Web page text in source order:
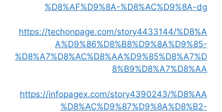
%D8%AF%D9%8A-%D8%AC%D9%8A-dg
https://techonpage.com/story4433144/%D8%A
A%D9%86%D8%B8%D9%8A%D9%85-
%D8%A7%D8%AC%D8%AA%D9%85%D8%A7%D
8%B9%D8%A7%D8%AA
https://infopagex.com/story4390243/%D8%AA
%D8%AC%D9%87%D9%8A%D8%B2-